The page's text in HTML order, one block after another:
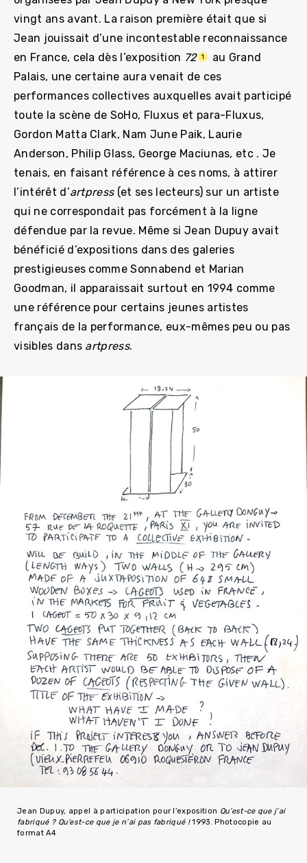
vingt ans avant. La raison première était que si
Jean jouissait d’une incontestable reconnaissance
en France, cela dès l’exposition 72 1
au Grand
Palais, une certaine aura venait de ces
performances collectives auxquelles avait participé
toute la scène de SoHo, Fluxus et para-Fluxus,
Gordon Matta Clark, Nam June Paik, Laurie
Anderson, Philip Glass, George Maciunas, etc . Je
tenais, en faisant référence à ces noms, à attirer
l’intérêt d’artpress(et ses lecteurs) sur un artiste
qui ne correspondait pas forcément à la ligne
défendue par la revue. Même si Jean Dupuy avait
bénéficié d’expositions dans des galeries
prestigieuses comme Sonnabend et Marian
Goodman, il apparaissait surtout en 1994 comme
une référence pour certains jeunes artistes
français de la performance, eux-mêmes peu ou pas
visibles dans artpress.
Jean Dupuy, appel à participation pour l’exposition Qu’est-ce que j’ai
fabriqué ? Qu’est-ce que je n’ai pas fabriqué !1993. Photocopie au
format A4